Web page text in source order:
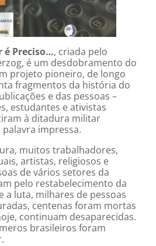
é Preciso…, criada pelo
é um desdobramento do
projeto pioneiro, de longo
fragmentos da história do
e das pessoas –
estudantes e ativistas
à ditadura militar
impressa.
muitos trabalhadores,
artistas, religiosos e
de vários setores da
pelo restabelecimento da
a luta, milhares de pessoas
centenas foram mortas
continuam desaparecidas.
brasileiros foram